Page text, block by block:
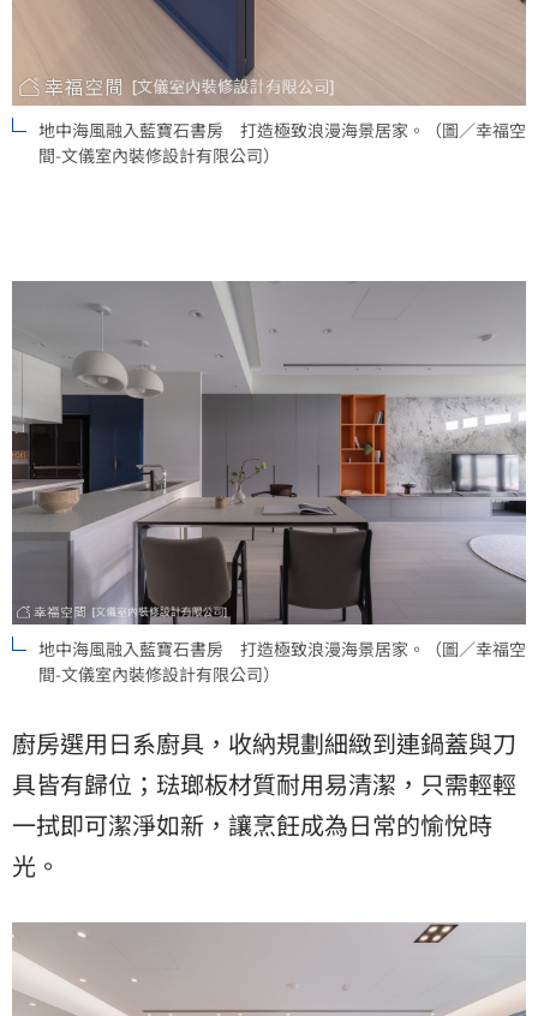
地中海風融入藍寶石書房 打造極致浪漫海景居家。（圖／幸福空
間-文儀室內裝修設計有限公司）
地中海風融入藍寶石書房 打造極致浪漫海景居家。（圖／幸福空
間-文儀室內裝修設計有限公司）
廚房選用日系廚具，收納規劃細緻到連鍋蓋與刀
具皆有歸位；琺瑯板材質耐用易清潔，只需輕輕
一拭即可潔淨如新，讓烹飪成為日常的愉悅時
光。